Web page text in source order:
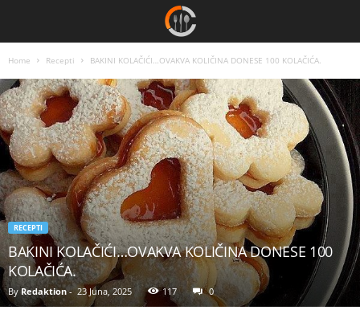
Home Recepti BAKINI KOLAČIĆI…OVAKVA KOLIČINA DONESE 100 KOLAČIĆA.
RECEPTI
BAKINI KOLAČIĆI…OVAKVA KOLIČINA DONESE 100
KOLAČIĆA.
By Redaktion- 23 Juna, 2025 117 0